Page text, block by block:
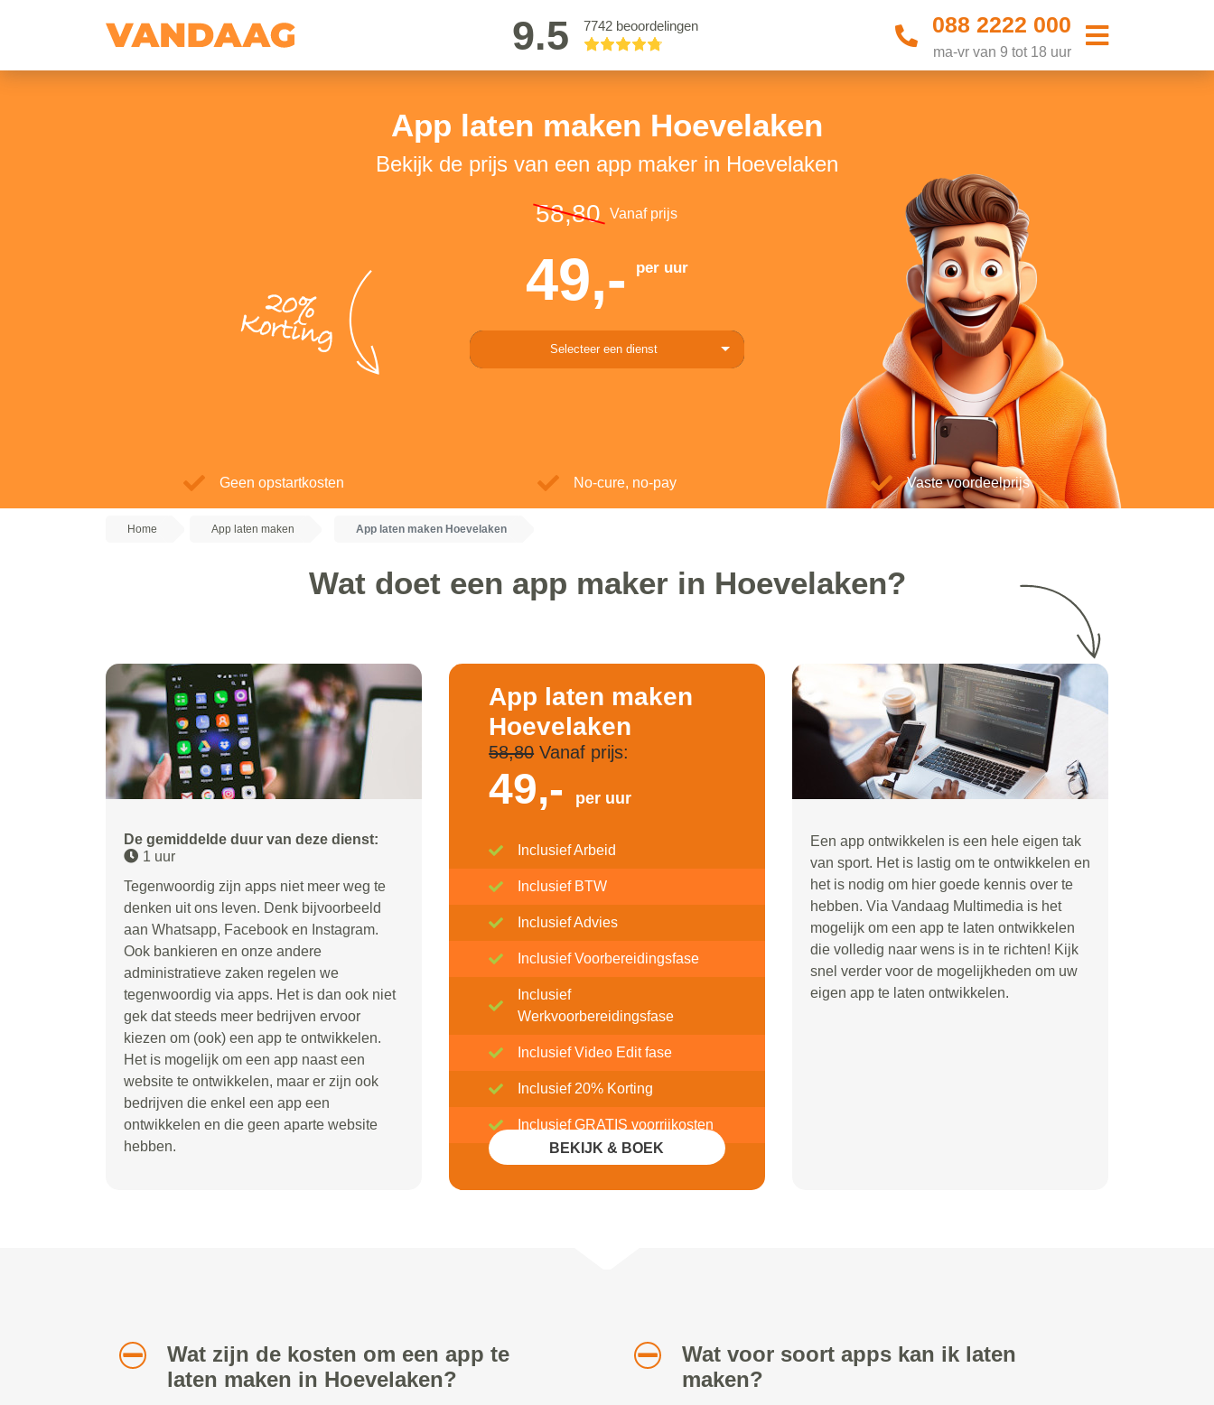
9.5 7742 beoordelingen 088 2222 000
ma-vr van 9 tot 18 uur
App laten maken Hoevelaken
Bekijk de prijs van een app maker in Hoevelaken
20%
Korting
58,80 Vanaf prijs
49,- per uur
Selecteer een dienst
Geen opstartkosten No-cure, no-pay Vaste voordeelprijs
Home App laten maken App laten maken Hoevelaken
Wat doet een app maker in Hoevelaken?
De gemiddelde duur van deze dienst:
1 uur
Tegenwoordig zijn apps niet meer weg te
denken uit ons leven. Denk bijvoorbeeld
aan Whatsapp, Facebook en Instagram.
Ook bankieren en onze andere
administratieve zaken regelen we
tegenwoordig via apps. Het is dan ook niet
gek dat steeds meer bedrijven ervoor
kiezen om (ook) een app te ontwikkelen.
Het is mogelijk om een app naast een
website te ontwikkelen, maar er zijn ook
bedrijven die enkel een app een
ontwikkelen en die geen aparte website
hebben.
App laten maken
Hoevelaken
58,80Vanaf prijs:
49,- per uur
Inclusief Arbeid
Inclusief BTW
Inclusief Advies
Inclusief Voorbereidingsfase
Inclusief
Werkvoorbereidingsfase
Inclusief Video Edit fase
Inclusief 20% Korting
Inclusief GRATIS voorrijkosten
BEKIJK & BOEK
Een app ontwikkelen is een hele eigen tak
van sport. Het is lastig om te ontwikkelen en
het is nodig om hier goede kennis over te
hebben. Via Vandaag Multimedia is het
mogelijk om een app te laten ontwikkelen
die volledig naar wens is in te richten! Kijk
snel verder voor de mogelijkheden om uw
eigen app te laten ontwikkelen.
Wat zijn de kosten om een app te
laten maken in Hoevelaken?
Wat voor soort apps kan ik laten
maken?